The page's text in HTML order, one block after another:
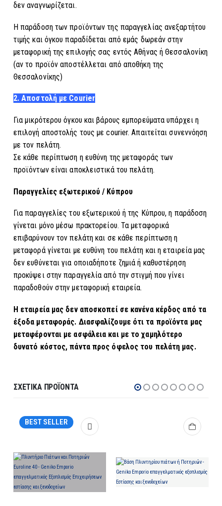
δεν αναγνωρίζεται.
Η παράδοση των προϊόντων της παραγγελίας ανεξαρτήτου
τιμής και όγκου παραδίδεται από εμάς δωρεάν στην
μεταφορική της επιλογής σας εντός Αθήνας ή Θεσσαλονίκη
(αν το προϊόν αποστέλλεται από αποθήκη της
Θεσσαλονίκης)
2. Αποστολή με Courier
Για μικρότερου όγκου και βάρους εμπορεύματα υπάρχει η
επιλογή αποστολής τους με courier. Απαιτείται συνεννόηση
με τον πελάτη.
Σε κάθε περίπτωση η ευθύνη της μεταφοράς των
προϊόντων είναι αποκλειστικά του πελάτη.
Παραγγελίεςεξωτερικού / Κύπρου
Για παραγγελίες του εξωτερικού ή της Κύπρου, η παράδοση
γίνεται μόνο μέσω πρακτορείου. Τα μεταφορικά
επιβαρύνουν τον πελάτη και σε κάθε περίπτωση η
μεταφορά γίνεται με ευθύνη του πελάτη και η εταιρεία μας
δεν ευθύνεται για οποιαδήποτε ζημιά ή καθυστέρηση
προκύψει στην παραγγελία από την στιγμή που γίνει
παραδοθούν στην μεταφορική εταιρεία.
Η εταιρεία μας δεν αποσκοπεί σε κανένα κέρδος από τα
έξοδα μεταφοράς. Διασφαλίζουμε ότι τα προϊόντα μας
μεταφέρονται με ασφάλεια και με το χαμηλότερο
δυνατό κόστος, πάντα προς όφελος του πελάτη μας.
ΣΧΕΤΙΚΆ ΠΡΟΪΌΝΤΑ
BEST SELLER